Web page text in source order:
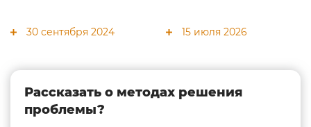
30 сентября 2024
косметологу, какие
качества жизни.
15 июля 2026
Рассказать о методах решения
проблемы?